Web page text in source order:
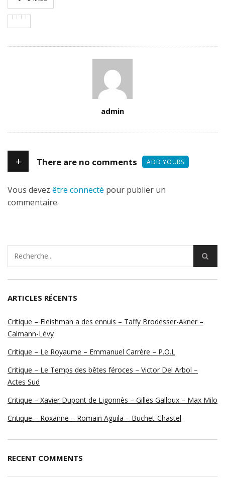
admin
+ There are no comments ADD YOURS
Vous devez être connecté pour publier un
commentaire.
ARTICLES RÉCENTS
Critique – Fleishman a des ennuis – Taffy Brodesser-Akner –
Calmann-Lévy
Critique – Le Royaume – Emmanuel Carrère – P.O.L
Critique – Le Temps des bêtes féroces – Victor Del Arbol –
Actes Sud
Critique – Xavier Dupont de Ligonnès – Gilles Galloux – Max Milo
Critique – Roxanne – Romain Aguila – Buchet-Chastel
RECENT COMMENTS